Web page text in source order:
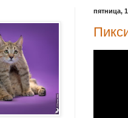
пятница,